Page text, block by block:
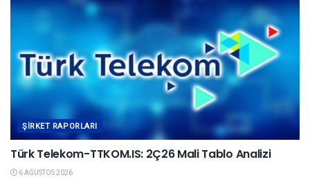
ŞIRKET RAPORLARI
Türk Telekom-TTKOM.IS: 2Ç26 Mali Tablo Analizi
6 AĞUSTOS 2026